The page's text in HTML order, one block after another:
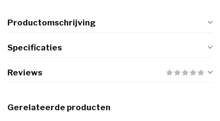
Productomschrijving
Specificaties
Reviews
Gerelateerde producten